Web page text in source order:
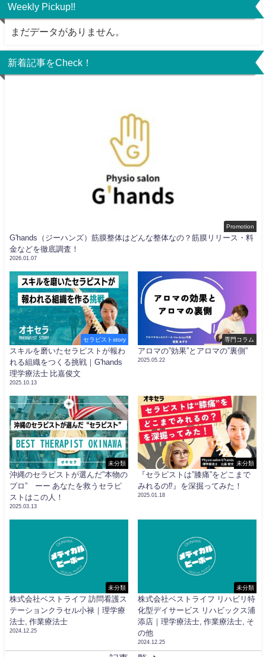
Weekly Pickup!!
まだデータがありません。
新着記事をCheck！
Promotion
G'hands（ジーハンズ）筋膜整体はどんな整体なの？筋膜リリース・料
金などを徹底調査！
2026.01.07
セラピストstory
スキルを磨いたセラピストが報わ
れる組織をつくる挑戦｜G'hands
理学療法士 比嘉俊文
2025.10.13
専門コラム
アロマの”効果”とアロマの”裏側”
2025.05.22
未分類
沖縄のセラピストが選んだ”本物の
プロ” ーー あなたを救うセラピ
ストはこの人！
2025.03.13
未分類
『セラピストは”膝痛”をどこまで
みれるの⁉︎』を深掘ってみた！
2025.01.18
未分類
株式会社ベストライフ 訪問看護ス
テーションクラセル小禄｜理学療
法士, 作業療法士
2024.12.25
未分類
株式会社ベストライフ リハビリ特
化型デイサービス リハビックス浦
添店｜理学療法士, 作業療法士, そ
の他
2024.12.25